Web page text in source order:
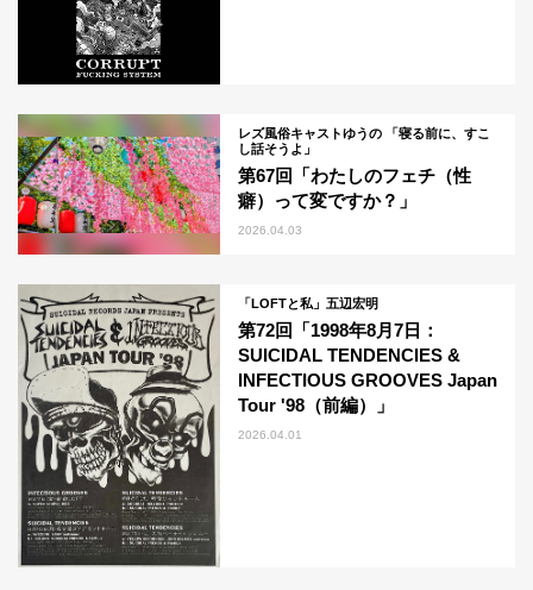
レズ風俗キャストゆうの 「寝る前に、すこ
し話そうよ」
第67回「わたしのフェチ（性
癖）って変ですか？」
2026.04.03
「LOFTと私」五辺宏明
第72回「1998年8月7日：
SUICIDAL TENDENCIES &
INFECTIOUS GROOVES Japan
Tour '98（前編）」
2026.04.01